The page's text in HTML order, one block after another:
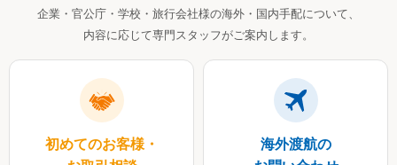
企業・官公庁・学校・旅行会社様の海外・国内手配について、
内容に応じて専門スタッフがご案内します。
初めてのお客様・
海外渡航の